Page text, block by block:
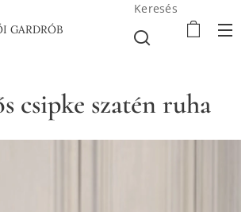
GARDRÓB
Keresés
csipke szatén ruha